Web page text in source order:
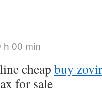
h 00 min
cheap buy
for sale